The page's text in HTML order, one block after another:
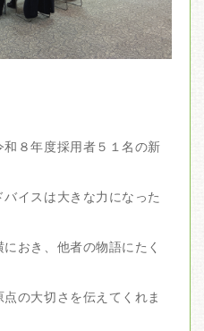
８年度採用者５１名の新
イスは大きな力になった
おき、他者の物語にたく
の大切さを伝えてくれま